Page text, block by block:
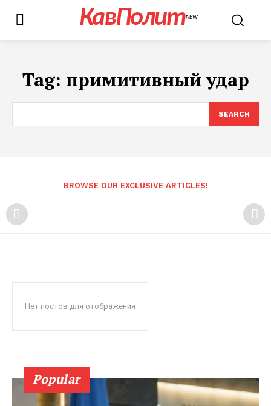
КавПолитNEW
Tag: примитивный удар
SEARCH
BROWSE OUR EXCLUSIVE ARTICLES!
Нет постов для отображения
Popular